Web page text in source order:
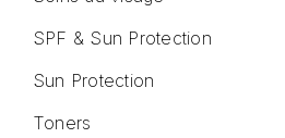
SPF & Sun Protection
Sun Protection
Toners